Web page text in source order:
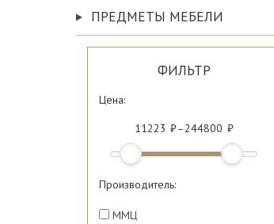
ПРЕДМЕТЫ МЕБЕЛИ
ФИЛЬТР
Цена:
11223
–244800
Производитель:
ММЦ